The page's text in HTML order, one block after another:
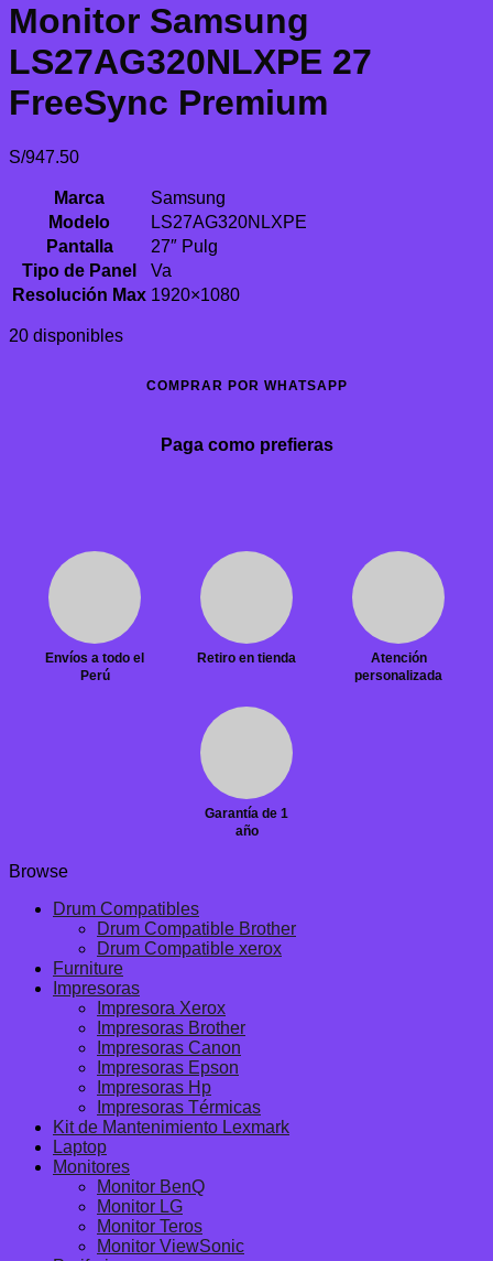
Monitor Samsung
LS27AG320NLXPE 27
FreeSync Premium
S/947.50
Marca
Samsung
Modelo
LS27AG320NLXPE
Pantalla
27″ Pulg
Tipo de Panel
Va
Resolución Max 1920×1080
20 disponibles
COMPRAR POR WHATSAPP
Paga como prefieras
Envíos a todo el
Perú
Retiro en tienda
Atención
personalizada
Garantía de 1
año
Browse
Drum Compatibles
Drum Compatible Brother
Drum Compatible xerox
Furniture
Impresoras
Impresora Xerox
Impresoras Brother
Impresoras Canon
Impresoras Epson
Impresoras Hp
Impresoras Térmicas
Kit de Mantenimiento Lexmark
Laptop
Monitores
Monitor BenQ
Monitor LG
Monitor Teros
Monitor ViewSonic